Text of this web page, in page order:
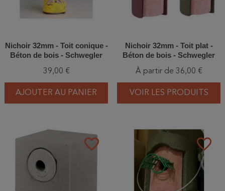
Nichoir 32mm - Toit conique -
Béton de bois - Schwegler
39,00 €
AJOUTER AU PANIER
Nichoir 32mm - Toit plat -
Béton de bois - Schwegler
À partir de 36,00 €
VOIR LES PRODUITS
favorite_border favorite_border